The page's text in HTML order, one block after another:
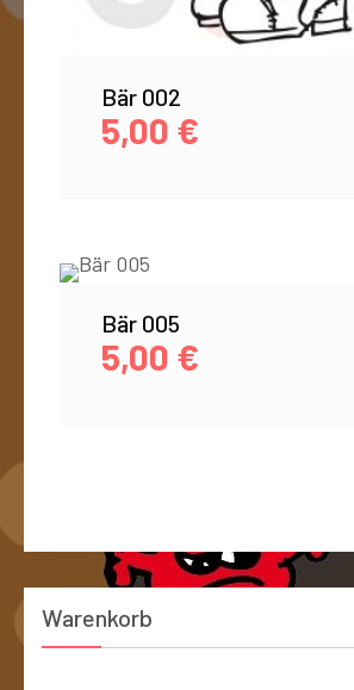
Bär 002
5,00 €
Bär 005
5,00 €
Warenkorb